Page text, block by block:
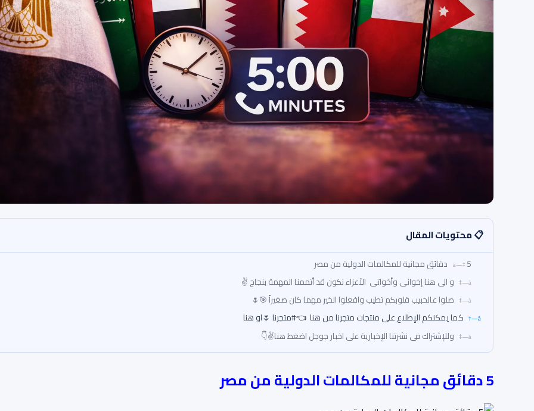
📋 محتويات المقال
5 دقائق مجانية للمكالمات الدولية من مصر
و الى هنا إخوانى وأخواتى الأعزاء نكون قد أتممنا المهمة بنجاح ✌
صلوا عالحبيب قلوبكم تطيب وافعلوا الخير مهما كان صغيراً 🎯🌷
كما يمكنكم الإطلاع على منتجات متجرنا من هنا 👈#متجرنا 🌷او هنا
وللإشتراك فى نشرتنا الإخبارية على اخبار جوجل اضغط هنا✌👇
5 دقائق مجانية للمكالمات الدولية من مصر